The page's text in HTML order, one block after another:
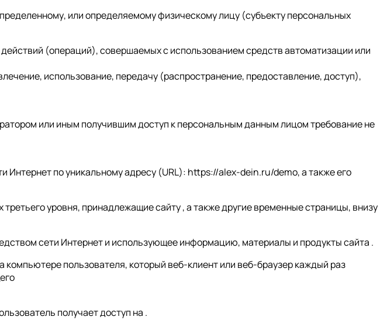
или определяемому физическому лицу (субъекту персональных
(операций), совершаемых с использованием средств автоматизации или
использование, передачу (распространение, предоставление, доступ),
или иным получившим доступ к персональным данным лицом требование не
Интернет по уникальному адресу (URL): https://alex-dein.ru/demo, а также его
уровня, принадлежащие сайту , а также другие временные страницы, внизу
сети Интернет и использующее информацию, материалы и продукты сайта .
пользователя, который веб-клиент или веб-браузер каждый раз
получает доступ на .